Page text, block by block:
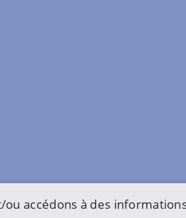
ou accédons à des